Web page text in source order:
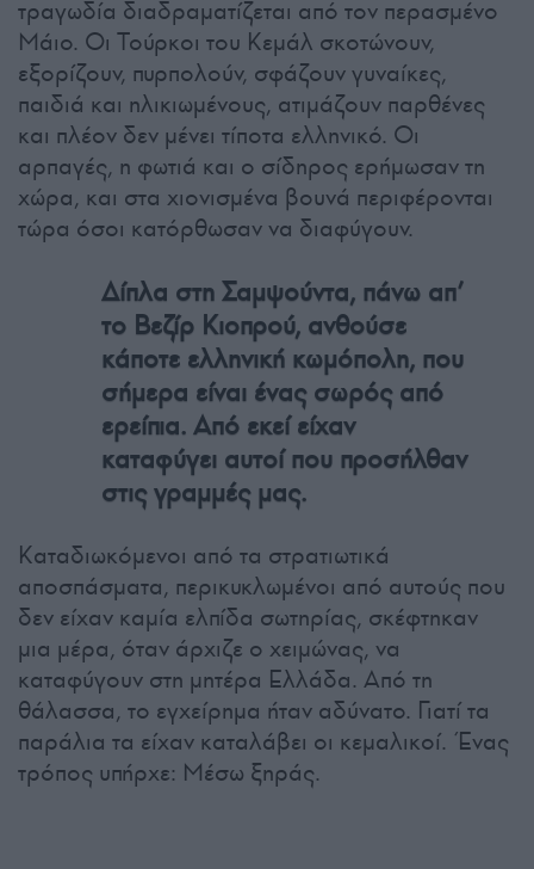
τραγωδία διαδραματίζεται από τον περασμένο
Μάιο. Οι Τούρκοι του Κεμάλ σκοτώνουν,
εξορίζουν, πυρπολούν, σφάζουν γυναίκες,
παιδιά και ηλικιωμένους, ατιμάζουν παρθένες
και πλέον δεν μένει τίποτα ελληνικό. Οι
αρπαγές, η φωτιά και ο σίδηρος ερήμωσαν τη
χώρα, και στα χιονισμένα βουνά περιφέρονται
τώρα όσοι κατόρθωσαν να διαφύγουν.
Δίπλα στη Σαμψούντα, πάνω απ’
το Βεζίρ Κιοπρού, ανθούσε
κάποτε ελληνική κωμόπολη, που
σήμερα είναι ένας σωρός από
ερείπια. Από εκεί είχαν
καταφύγει αυτοί που προσήλθαν
στις γραμμές μας.
Καταδιωκόμενοι από τα στρατιωτικά
αποσπάσματα, περικυκλωμένοι από αυτούς που
δεν είχαν καμία ελπίδα σωτηρίας, σκέφτηκαν
μια μέρα, όταν άρχιζε ο χειμώνας, να
καταφύγουν στη μητέρα Ελλάδα. Από τη
θάλασσα, το εγχείρημα ήταν αδύνατο. Γιατί τα
παράλια τα είχαν καταλάβει οι κεμαλικοί. Ένας
τρόπος υπήρχε: Μέσω ξηράς.